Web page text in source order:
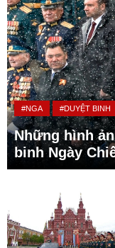
#NGA #DUYỆT BINH
Những hình
binh Ngày